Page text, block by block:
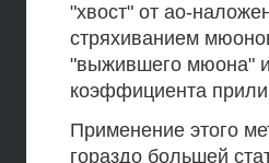
"хвост" от ао-
стряхиванием
"выжившего мюона"
коэффициента
Применение этого
гораздо большей